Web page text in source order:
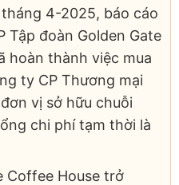
4-2025, báo cáo
Tập đoàn Golden Gate
hoàn thành việc mua
ty CP Thương mại
vị sở hữu chuỗi
chi phí tạm thời là
Coffee House trở